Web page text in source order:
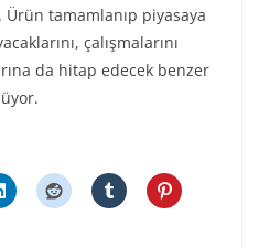
tamamlanıp piyasaya
çalışmalarını
da hitap edecek benzer